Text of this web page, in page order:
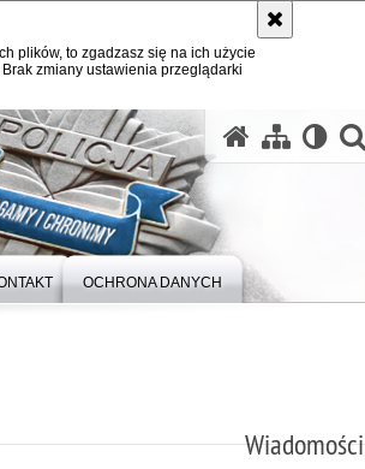
plików, to zgadzasz się na ich użycie
zmiany ustawienia przeglądarki
OCHRONA DANYCH
Wiadomości